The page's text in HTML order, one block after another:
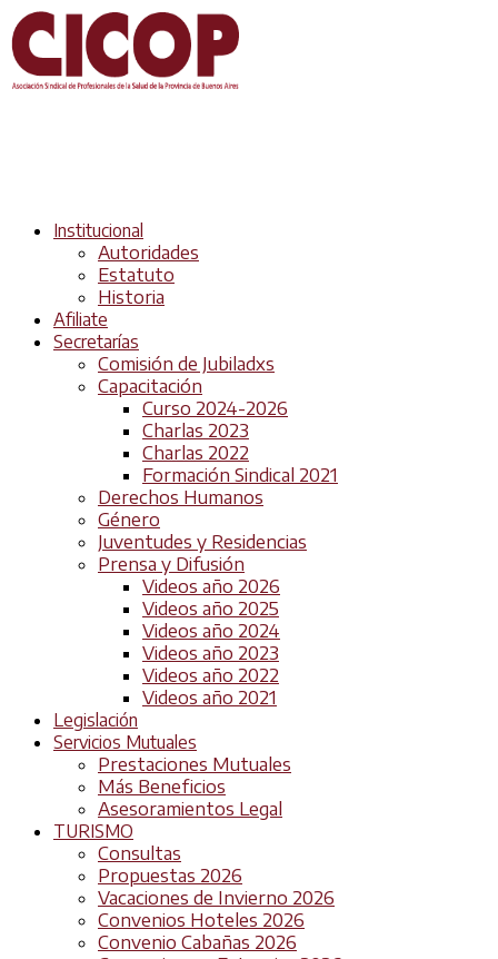
Institucional
Autoridades
Estatuto
Historia
Afiliate
Secretarías
Comisión de Jubiladxs
Capacitación
Curso 2024-2026
Charlas 2023
Charlas 2022
Formación Sindical 2021
Derechos Humanos
Género
Juventudes y Residencias
Prensa y Difusión
Videos año 2026
Videos año 2025
Videos año 2024
Videos año 2023
Videos año 2022
Videos año 2021
Legislación
Servicios Mutuales
Prestaciones Mutuales
Más Beneficios
Asesoramientos Legal
TURISMO
Consultas
Propuestas 2026
Vacaciones de Invierno 2026
Convenios Hoteles 2026
Convenio Cabañas 2026